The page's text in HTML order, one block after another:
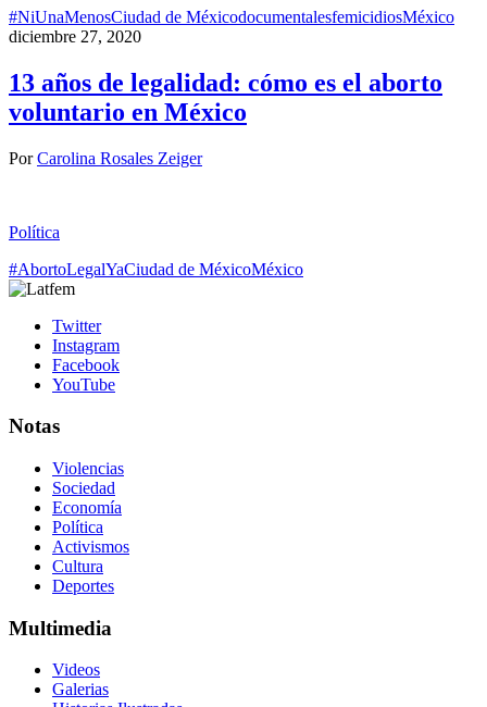
#NiUnaMenosCiudad de MéxicodocumentalesfemicidiosMéxico
diciembre 27, 2020
13 años de legalidad: cómo es el aborto
voluntario en México
PorCarolina Rosales Zeiger
Política
#AbortoLegalYaCiudad de MéxicoMéxico
Twitter
Instagram
Facebook
YouTube
Notas
Violencias
Sociedad
Economía
Política
Activismos
Cultura
Deportes
Multimedia
Videos
Galerias